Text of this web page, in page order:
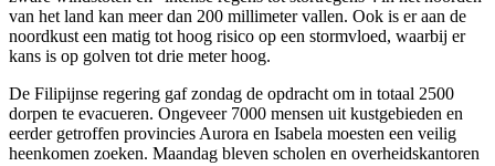
van het land kan meer dan 200 millimeter vallen. Ook is er aan de
noordkust een matig tot hoog risico op een stormvloed, waarbij er
kans is op golven tot drie meter hoog.
De Filipijnse regering gaf zondag de opdracht om in totaal 2500
dorpen te evacueren. Ongeveer 7000 mensen uit kustgebieden en
eerder getroffen provincies Aurora en Isabela moesten een veilig
heenkomen zoeken. Maandag bleven scholen en overheidskantoren